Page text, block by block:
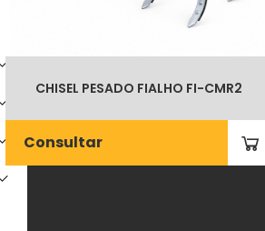
CHISEL PESADO FIALHO FI-CMR2
Consultar